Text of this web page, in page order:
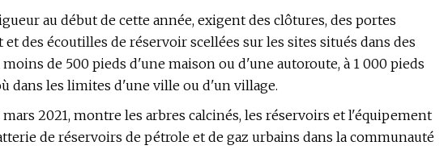
au début de cette année, exigent des clôtures, des portes
des écoutilles de réservoir scellées sur les sites situés dans des
de 500 pieds d'une maison ou d'une autoroute, à 1 000 pieds
dans les limites d'une ville ou d'un village.
2021, montre les arbres calcinés, les réservoirs et l'équipement
de réservoirs de pétrole et de gaz urbains dans la communauté